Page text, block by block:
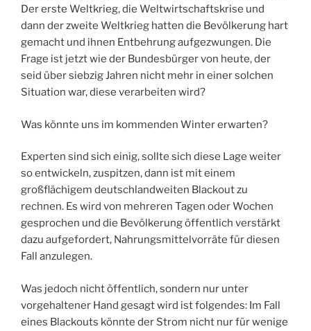
Der erste Weltkrieg, die Weltwirtschaftskrise und
dann der zweite Weltkrieg hatten die Bevölkerung hart
gemacht und ihnen Entbehrung aufgezwungen. Die
Frage ist jetzt wie der Bundesbürger von heute, der
seid über siebzig Jahren nicht mehr in einer solchen
Situation war, diese verarbeiten wird?
Was könnte uns im kommenden Winter erwarten?
Experten sind sich einig, sollte sich diese Lage weiter
so entwickeln, zuspitzen, dann ist mit einem
großflächigem deutschlandweiten Blackout zu
rechnen. Es wird von mehreren Tagen oder Wochen
gesprochen und die Bevölkerung öffentlich verstärkt
dazu aufgefordert, Nahrungsmittelvorräte für diesen
Fall anzulegen.
Was jedoch nicht öffentlich, sondern nur unter
vorgehaltener Hand gesagt wird ist folgendes: Im Fall
eines Blackouts könnte der Strom nicht nur für wenige